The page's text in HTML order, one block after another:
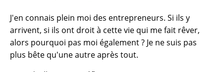
J'en connais plein moi des entrepreneurs. Si ils y
arrivent, si ils ont droit à cette vie qui me fait rêver,
alors pourquoi pas moi également ? Je ne suis pas
plus bête qu'une autre après tout.